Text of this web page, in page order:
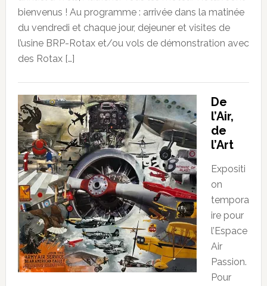
bienvenus ! Au programme : arrivée dans la matinée
du vendredi et chaque jour, dejeuner et visites de
l’usine BRP-Rotax et/ou vols de démonstration avec
des Rotax […]
De
l’Air,
de
l’Art
Expositi
on
tempora
ire pour
l’Espace
Air
Passion.
Pour